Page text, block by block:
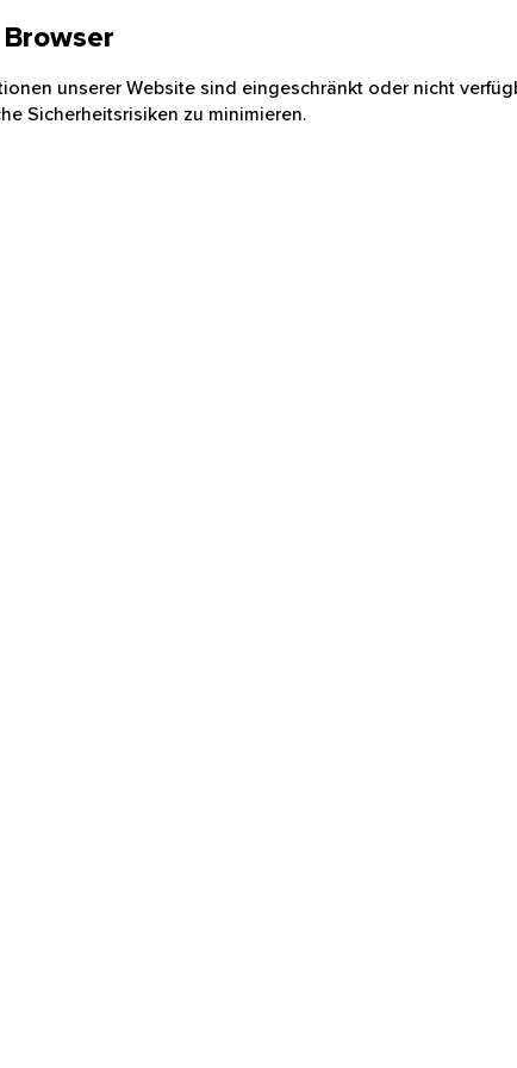
unserer Website sind eingeschränkt oder nicht
Sicherheitsrisiken zu minimieren.